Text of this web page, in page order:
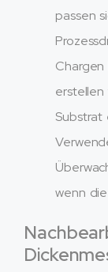
passen
Substrat
wenn